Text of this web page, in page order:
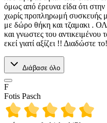
όμως από έρευνα είδα ότι
χωρίς προπληρωμή συσκευής
με δώρο θήκη και τζαμακι .
και γνωστες του
εκεί γιατί αξίζει !! Διαδώστε
Διάβασε όλο
F
Fotis Pasch